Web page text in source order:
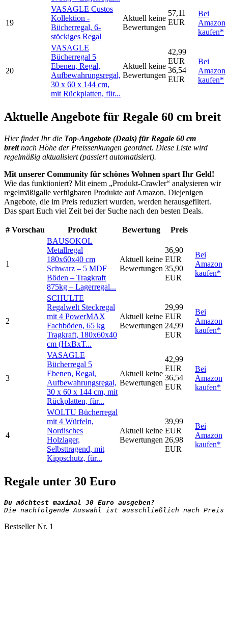
19
VASAGLE Custos
Kollektion -
Bücherregal, 6-
stöckiges Regal
Aktuell keine
Bewertungen
57,11
EUR
Bei
Amazon
kaufen*
20
VASAGLE
Bücherregal 5
Ebenen, Regal,
Aufbewahrungsregal,
30 x 60 x 144 cm,
mit Rückplatten, für...
Aktuell keine
Bewertungen
42,99
EUR
36,54
EUR
Bei
Amazon
kaufen*
Aktuelle Angebote für Regale 60 cm breit
Hier findet Ihr die Top-Angebote (Deals) für Regale 60 cm
breitnach Höhe der Preissenkungen geordnet. Diese Liste wird
regelmäßig aktualisiert (passiert automatisiert).
Mit unserer Community für schönes Wohnen spart Ihr Geld!
Wie das funktioniert? Mit einem „Produkt-Crawler“ analysieren wir
regelmäßigalle verfügbaren Produkte auf Amazon. Diejenigen
Angebote, die im Preis reduziert wurden, werden herausgefiltert.
Das spart Euch viel Zeit bei der Suche nach den besten Deals.
# Vorschau Produkt Bewertung Preis
1
BAUSOKOL
Metallregal
180x60x40 cm
Schwarz – 5 MDF
Böden – Tragkraft
875kg – Lagerregal...
Aktuell keine
Bewertungen
36,90
EUR
35,90
EUR
Bei
Amazon
kaufen*
2
SCHULTE
Regalwelt Steckregal
mit 4 PowerMAX
Fachböden, 65 kg
Tragkraft, 180x60x40
cm (HxBxT...
Aktuell keine
Bewertungen
29,99
EUR
24,99
EUR
Bei
Amazon
kaufen*
3
VASAGLE
Bücherregal 5
Ebenen, Regal,
Aufbewahrungsregal,
30 x 60 x 144 cm, mit
Rückplatten, für...
Aktuell keine
Bewertungen
42,99
EUR
36,54
EUR
Bei
Amazon
kaufen*
4
WOLTU Bücherregal
mit 4 Würfeln,
Nordisches
Holzlager,
Selbsttragend, mit
Kippschutz, für...
Aktuell keine
Bewertungen
39,99
EUR
26,98
EUR
Bei
Amazon
kaufen*
Regale unter 30 Euro
Die nachfolgende Auswahl ist ausschließlich nach
Bestseller Nr. 1